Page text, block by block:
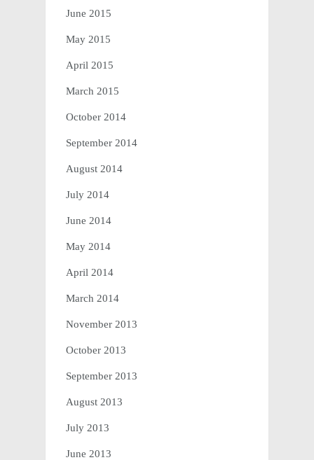
June 2015
May 2015
April 2015
March 2015
October 2014
September 2014
August 2014
July 2014
June 2014
May 2014
April 2014
March 2014
November 2013
October 2013
September 2013
August 2013
July 2013
June 2013